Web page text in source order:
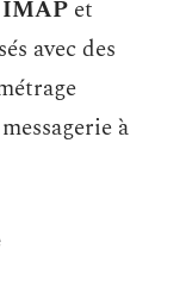
IMAP et
avec des
à